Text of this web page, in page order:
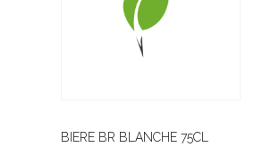
BIERE BR BLANCHE 75CL